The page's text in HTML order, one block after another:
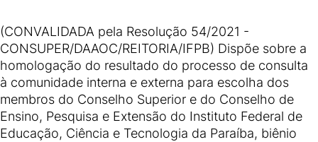
(CONVALIDADA pela Resolução 54/2021 -
CONSUPER/DAAOC/REITORIA/IFPB) Dispõe sobre a
homologação do resultado do processo de consulta
à comunidade interna e externa para escolha dos
membros do Conselho Superior e do Conselho de
Ensino, Pesquisa e Extensão do Instituto Federal de
Educação, Ciência e Tecnologia da Paraíba, biênio